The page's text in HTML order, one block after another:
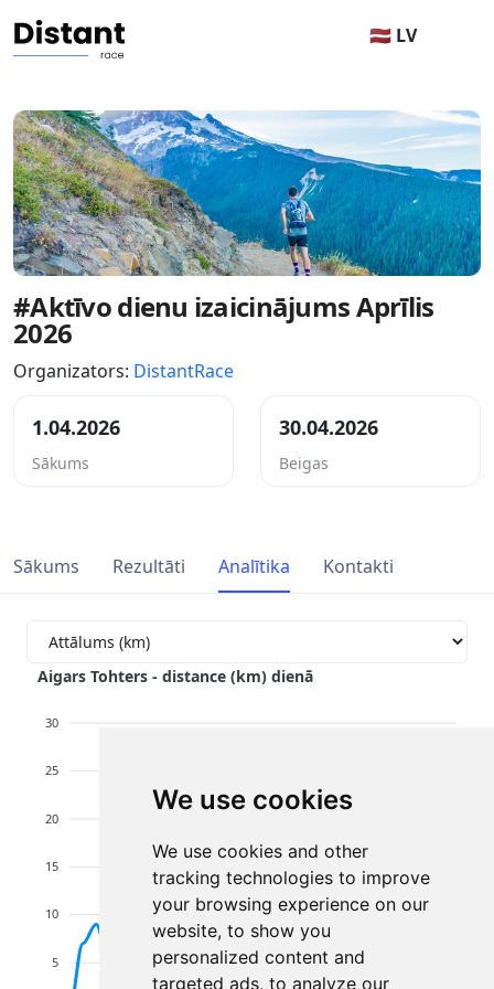
We use cookies
We use cookies and other
tracking technologies to improve
your browsing experience on our
website, to show you
personalized content and
targeted ads, to analyze our
🇱🇻 LV
#Aktīvo dienu izaicinājums Aprīlis
2026
Organizators: DistantRace
1.04.2026
Sākums
30.04.2026
Beigas
Sākums Rezultāti Analītika Kontakti
Aigars Tohters - distance (km) dienā
30
25
20
15
10
5